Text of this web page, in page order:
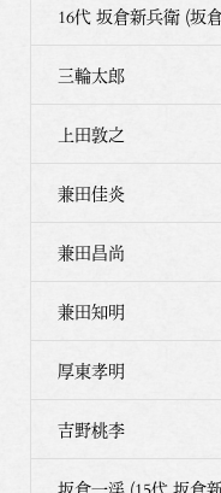
16代 坂倉新兵衛 (坂
三輪太郎
上田敦之
兼田佳炎
兼田昌尚
兼田知明
厚東孝明
吉野桃李